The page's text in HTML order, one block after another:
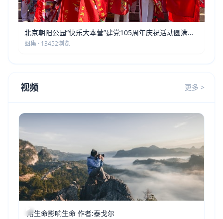
北京朝阳公园“快乐大本营”建党105周年庆祝活动圆满落
幕
图集 · 13452浏览
视频 更多 >
用生命影响生命 作者:泰戈尔